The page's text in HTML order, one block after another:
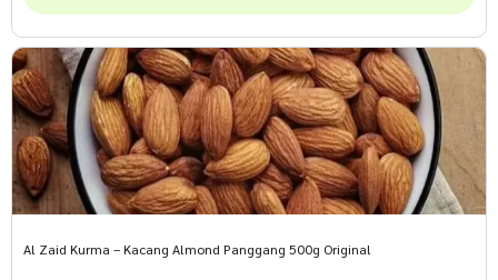
Al Zaid Kurma – Kacang Almond Panggang 500g Original